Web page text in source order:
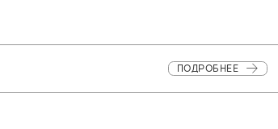
ПОДРОБНЕЕ